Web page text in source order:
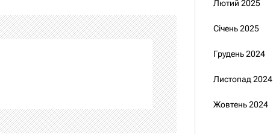
Лютий 2025
Січень 2025
Грудень 2024
Листопад 2024
Жовтень 2024